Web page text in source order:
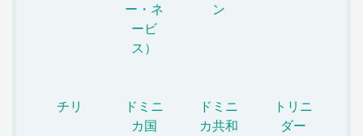
ー・ネ
ービ
ス）
ン
チリ
ドミニ
カ国
ドミニ
カ共和
トリニ
ダー